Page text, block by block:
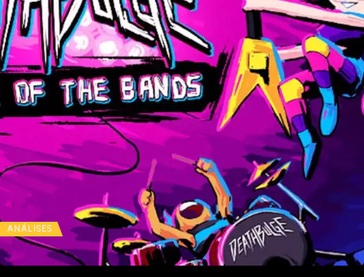
ANÁLISES